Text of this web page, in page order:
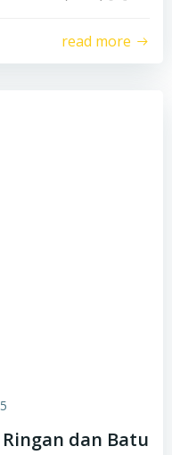
read more
dan Batu